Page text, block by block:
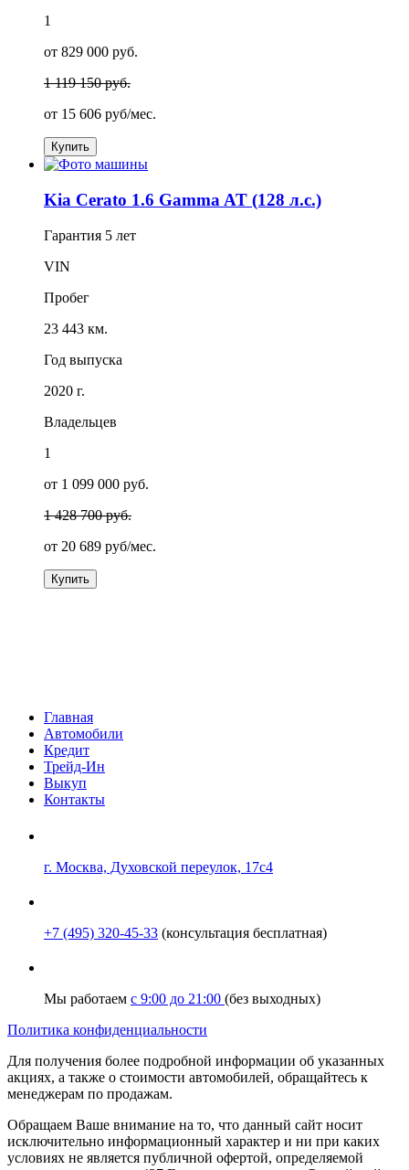
1
от 829 000 руб.
1 119 150 руб.
от 15 606 руб/мес.
Купить
Kia Cerato 1.6 Gamma AT (128 л.с.)
Гарантия 5 лет
VIN
Пробег
23 443 км.
Год выпуска
2020 г.
Владельцев
1
от 1 099 000 руб.
1 428 700 руб.
от 20 689 руб/мес.
Купить
Главная
Автомобили
Кредит
Трейд-Ин
Выкуп
Контакты
г. Москва, Духовской переулок, 17с4
+7 (495) 320-45-33 (консультация бесплатная)
Мы работаем с 9:00 до 21:00 (без выходных)
Политика конфиденциальности
Для получения более подробной информации об указанных
акциях, а также о стоимости автомобилей, обращайтесь к
менеджерам по продажам.
Обращаем Ваше внимание на то, что данный сайт носит
исключительно информационный характер и ни при каких
условиях не является публичной офертой, определяемой